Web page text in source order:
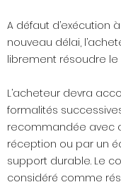
A défaut d’exécution
nouveau délai,
librement résoudre le
L’acheteur devra
formalités
recommandée avec
réception ou par un
support durable. Le
considéré comme